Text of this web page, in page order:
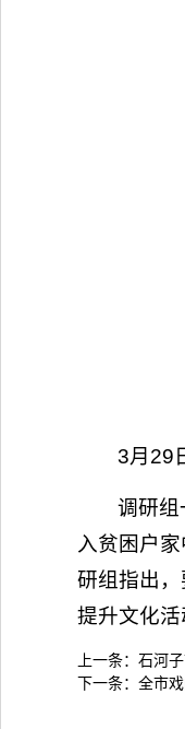
3月29
调研组
入贫困户
研组指出
提升文化
上一条： 石河
下一条： 全市